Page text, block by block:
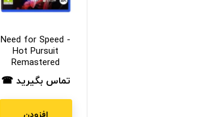
Need for Speed -
Hot Pursuit
Remastered
قیمت
تماس بگیرید ☎